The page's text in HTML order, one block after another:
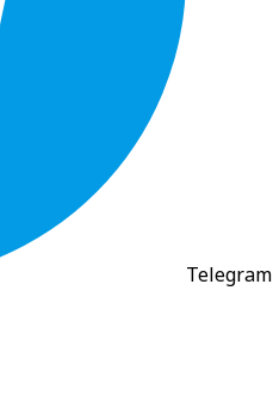
Telegram